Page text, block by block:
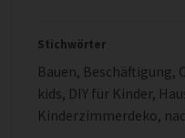
Stichwörter
Bauen, Beschäftigung,
kids, DIY für Kinder,
Kinderzimmerdeko,